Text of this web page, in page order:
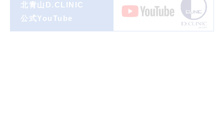
北青山D.CLINIC
公式YouTube